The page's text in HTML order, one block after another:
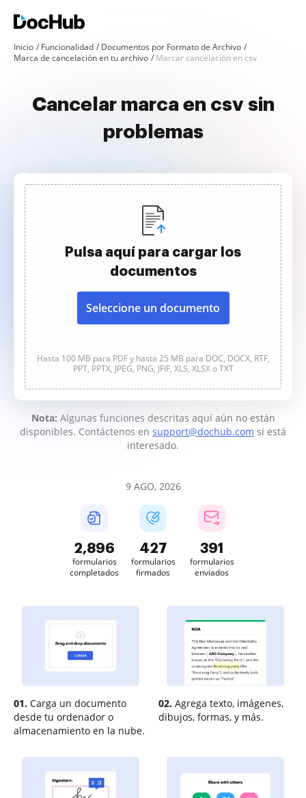
Inicio Funcionalidad
Documentos por Formato de Archivo
Marca de cancelación en tu archivo
Marcar cancelación en csv
Cancelar marca en csv sin
problemas
Pulsa aquí para cargar los
documentos
Seleccione un documento
Hasta 100 MB para PDF y hasta 25 MB para DOC, DOCX, RTF,
PPT, PPTX, JPEG, PNG, JFIF, XLS, XLSX o TXT
Nota: Algunas funciones descritas aquí aún no están
disponibles. Contáctenos en support@dochub.com si está
interesado.
9 AGO, 2026
2,896
formularios
completados
427
formularios
firmados
391
formularios
enviados
01. Carga un documento
desde tu ordenador o
almacenamiento en la nube.
02. Agrega texto, imágenes,
dibujos, formas, y más.